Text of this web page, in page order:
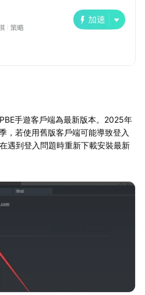
手遊客戶端為最新版本。2025年
，若使用舊版客戶端可能導致登入
遇到登入問題時重新下載安裝最新